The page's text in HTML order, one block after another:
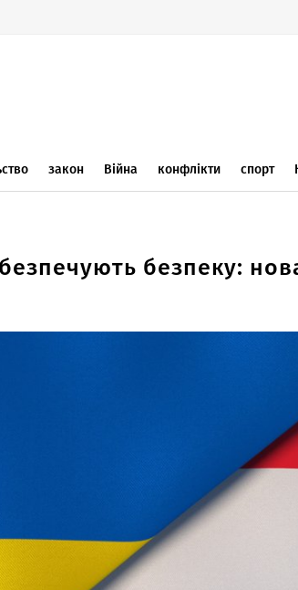
закон Війна конфлікти спорт
безпеку: